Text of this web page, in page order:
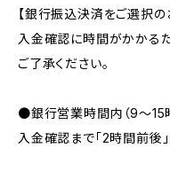
【銀行振込決済をご選択の
入金確認に時間がかかる
ご了承ください。
●銀行営業時間内（9〜15
入金確認まで「2時間前後」